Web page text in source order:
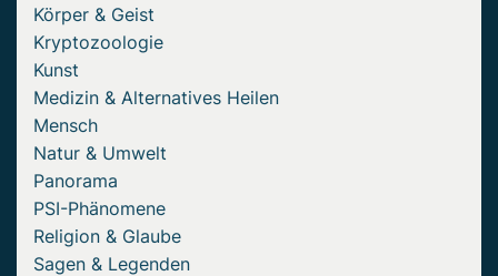
Körper & Geist
Kryptozoologie
Kunst
Medizin & Alternatives Heilen
Mensch
Natur & Umwelt
Panorama
PSI-Phänomene
Religion & Glaube
Sagen & Legenden